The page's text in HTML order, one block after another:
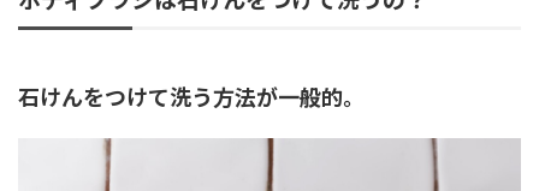
石けんをつけて洗う方法が一般的。